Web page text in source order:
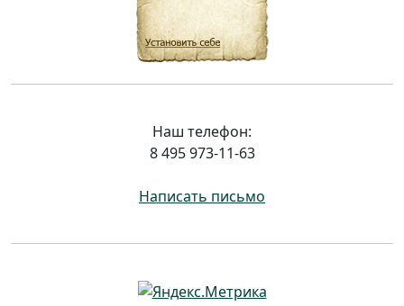
Наш телефон:
8 495 973-11-63
Написать письмо